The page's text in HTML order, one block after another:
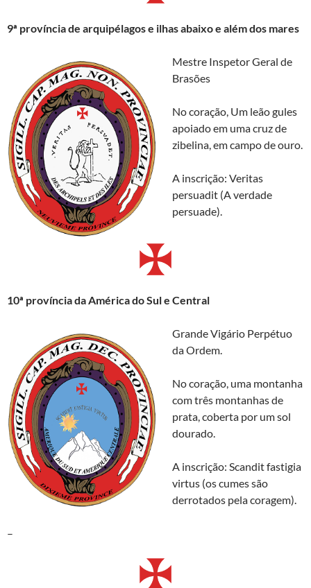
9ª província de arquipélagos e ilhas abaixo e além dos mares
Mestre Inspetor Geral de
Brasões
No coração, Um leão gules
apoiado em uma cruz de
zibelina, em campo de ouro.
A inscrição: Veritas
persuadit (A verdade
persuade).
10ª província da América do Sul e Central
Grande Vigário Perpétuo
da Ordem.
No coração, uma montanha
com três montanhas de
prata, coberta por um sol
dourado.
A inscrição: Scandit fastigia
virtus (os cumes são
derrotados pela coragem).
–